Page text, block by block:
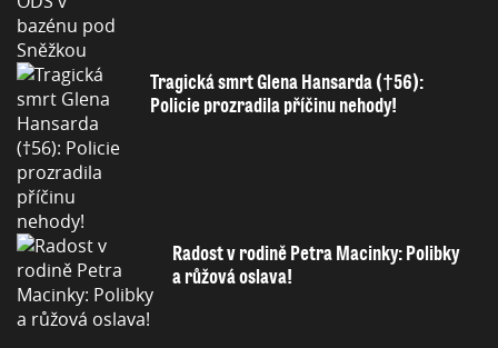
Tragická smrt Glena Hansarda (†56):
Policie prozradila příčinu nehody!
Radost v rodině Petra Macinky: Polibky
a růžová oslava!